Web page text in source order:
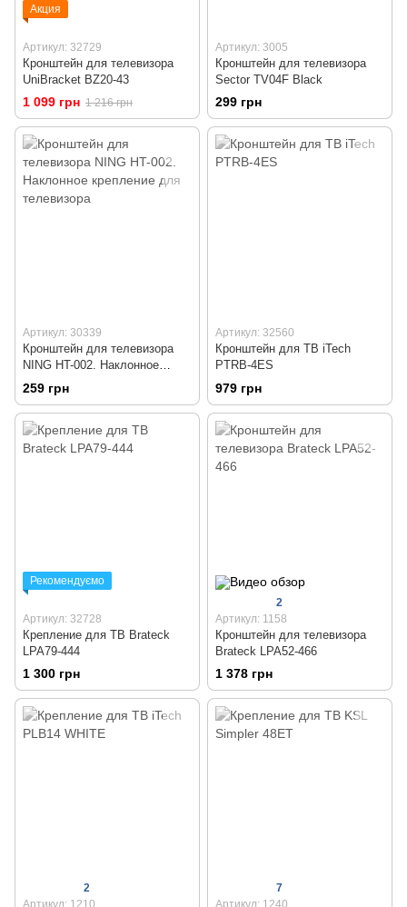
Акция
Артикул: 32729
Кронштейн для телевизора
UniBracket BZ20-43
1 099 грн 1 216 грн
Артикул: 3005
Кронштейн для телевизора
Sector TV04F Black
299 грн
Артикул: 30339
Кронштейн для телевизора
NING HT-002. Наклонное
крепление для телевизора
259 грн
Артикул: 32560
Кронштейн для ТВ iTech
PTRB-4ES
979 грн
Рекомендуємо
Артикул: 32728
Крепление для ТВ Brateck
LPA79-444
1 300 грн
2
Артикул: 1158
Кронштейн для телевизора
Brateck LPA52-466
1 378 грн
2
Артикул: 1210
7
Артикул: 1240